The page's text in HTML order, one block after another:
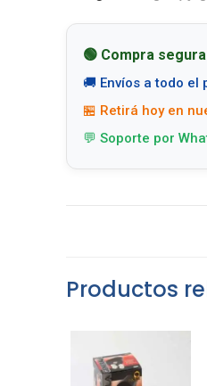
🟢 Compra segura
🚚 Envíos a todo el
🏪 Retirá hoy en
💬 Soporte por
Productos